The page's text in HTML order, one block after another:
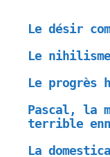
Le désir
Le
Le progrès
Pascal, la
terrible
La